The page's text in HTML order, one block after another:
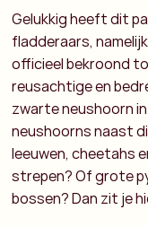
Gelukkig heeft dit
fladderaars,
officieel bekroond
reusachtige en
zwarte neushoorn
neushoorns naast
leeuwen, cheetahs
strepen? Of grote
bossen? Dan zit je